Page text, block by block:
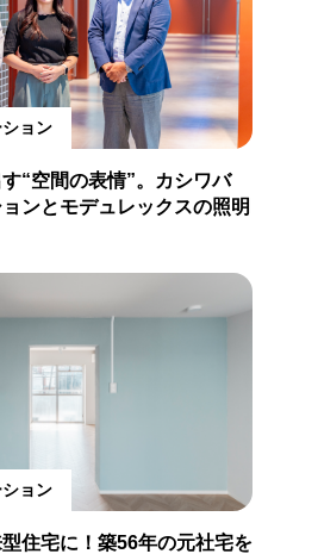
ョン
“空間の表情”。カシワバ
ンとモデュレックスの照明
ョン
住宅に！築56年の元社宅を